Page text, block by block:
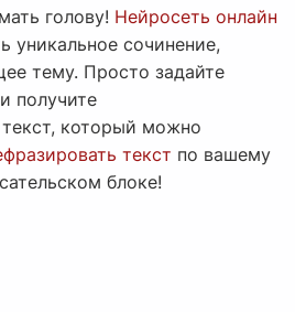
голову! Нейросеть онлайн
уникальное сочинение,
тему. Просто задайте
получите
который можно
текст по вашему
блоке!